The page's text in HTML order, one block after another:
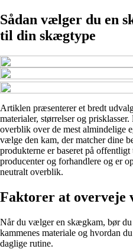
Sådan vælger du en
til din skægtype
Artiklen præsenterer et bredt
materialer, størrelser og
overblik over de mest almindelige
vælge den kam, der matcher dine
produkterne er baseret på
producenter og forhandlere og er
neutralt overblik.
Faktorer at overveje
Når du vælger en skægkam, bør
kammenes materiale og hvordan
daglige rutine.